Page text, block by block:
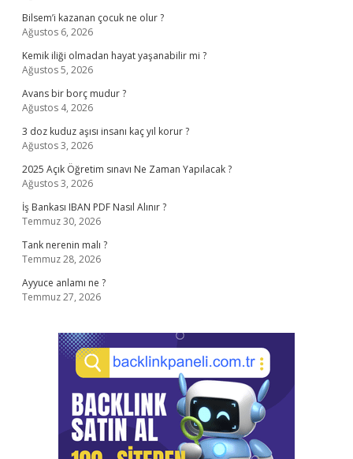
Bilsem’i kazanan çocuk ne olur ?
Ağustos 6, 2026
Kemik iliği olmadan hayat yaşanabilir mi ?
Ağustos 5, 2026
Avans bir borç mudur ?
Ağustos 4, 2026
3 doz kuduz aşısı insanı kaç yıl korur ?
Ağustos 3, 2026
2025 Açık Öğretim sınavı Ne Zaman Yapılacak ?
Ağustos 3, 2026
İş Bankası IBAN PDF Nasıl Alınır ?
Temmuz 30, 2026
Tank nerenin malı ?
Temmuz 28, 2026
Ayyuce anlamı ne ?
Temmuz 27, 2026